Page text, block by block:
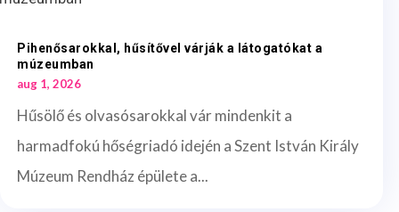
Pihenősarokkal, hűsítővel várják a látogatókat a
múzeumban
aug 1, 2026
Hűsölő és olvasósarokkal vár mindenkit a
harmadfokú hőségriadó idején a Szent István Király
Múzeum Rendház épülete a...